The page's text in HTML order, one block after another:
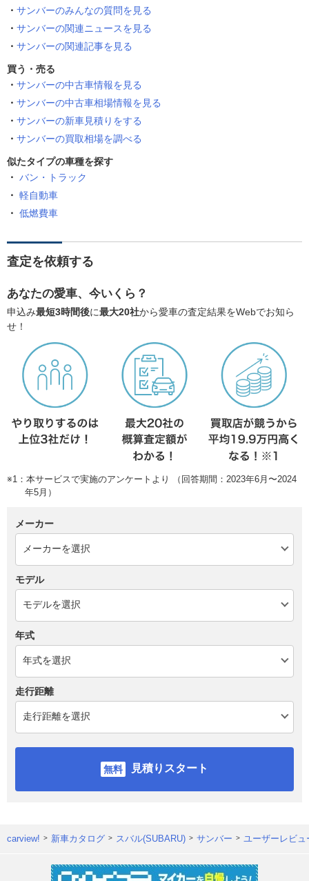
サンバーのみんなの質問を見る
サンバーの関連ニュースを見る
サンバーの関連記事を見る
買う・売る
サンバーの中古車情報を見る
サンバーの中古車相場情報を見る
サンバーの新車見積りをする
サンバーの買取相場を調べる
似たタイプの車種を探す
バン・トラック
軽自動車
低燃費車
査定を依頼する
あなたの愛車、今いくら？
申込み最短3時間後に最大20社から愛車の査定結果をWebでお知ら
せ！
※1：本サービスで実施のアンケートより （回答期間：2023年6月〜2024
年5月）
メーカー
モデル
年式
走行距離
見積りスタート
carview! 新車カタログ スバル(SUBARU) サンバー ユーザーレビ